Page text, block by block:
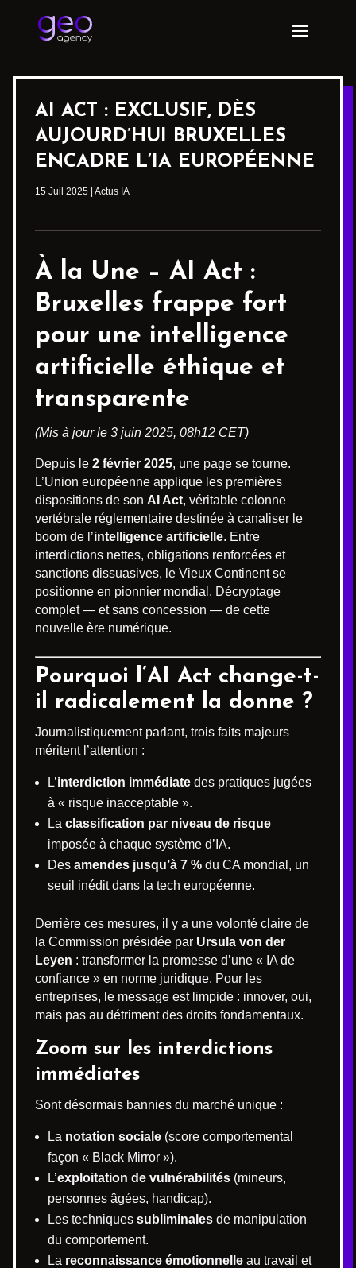
AI ACT : EXCLUSIF, DÈS
AUJOURD’HUI BRUXELLES
ENCADRE L’IA EUROPÉENNE
15 Juil 2025 Actus IA
À la Une – AI Act :
Bruxelles frappe fort
pour une intelligence
artificielle éthique et
transparente
(Mis à jour le 3 juin 2025, 08h12 CET)
Depuis le 2 février 2025, une page se tourne.
L’Union européenne applique les premières
dispositions de son AI Act, véritable colonne
vertébrale réglementaire destinée à canaliser le
boom de l’intelligence artificielle. Entre
interdictions nettes, obligations renforcées et
sanctions dissuasives, le Vieux Continent se
positionne en pionnier mondial. Décryptage
complet — et sans concession — de cette
nouvelle ère numérique.
Pourquoi l’AI Act change-t-
il radicalement la donne ?
Journalistiquement parlant, trois faits majeurs
méritent l’attention :
L’interdiction immédiate des pratiques jugées
à « risque inacceptable ».
La classification par niveau de risque
imposée à chaque système d’IA.
Des amendes jusqu’à 7 % du CA mondial, un
seuil inédit dans la tech européenne.
Derrière ces mesures, il y a une volonté claire de
la Commission présidée par Ursula von der
Leyen : transformer la promesse d’une « IA de
confiance » en norme juridique. Pour les
entreprises, le message est limpide : innover, oui,
mais pas au détriment des droits fondamentaux.
Zoom sur les interdictions
immédiates
Sont désormais bannies du marché unique :
La notation sociale (score comportemental
façon « Black Mirror »).
L’exploitation de vulnérabilités (mineurs,
personnes âgées, handicap).
Les techniques subliminales de manipulation
du comportement.
La reconnaissance émotionnelle au travail et